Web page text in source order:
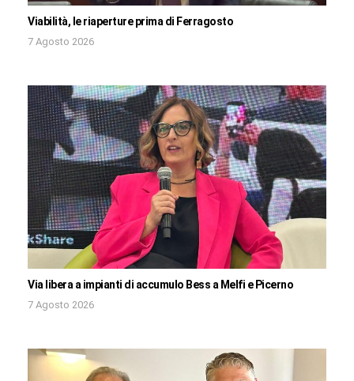
Viabilità, le riaperture prima di Ferragosto
7 Agosto 2026
Via libera a impianti di accumulo Bess a Melfi e Picerno
7 Agosto 2026